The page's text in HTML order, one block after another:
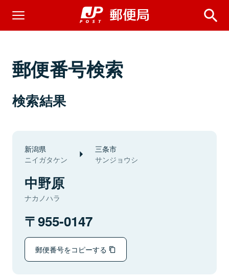
郵便番号検索
検索結果
新潟県
ニイガタケン
三条市
サンジョウシ
中野原
ナカノハラ
955-0147
郵便番号をコピーする